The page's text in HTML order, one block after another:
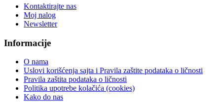
Kontaktirajte nas
Moj nalog
Newsletter
Informacije
O nama
Uslovi korišćenja sajta i Pravila zaštite podataka o ličnosti
Pravila zaštita podataka o ličnosti
Politika upotrebe kolačića (cookies)
Kako do nas